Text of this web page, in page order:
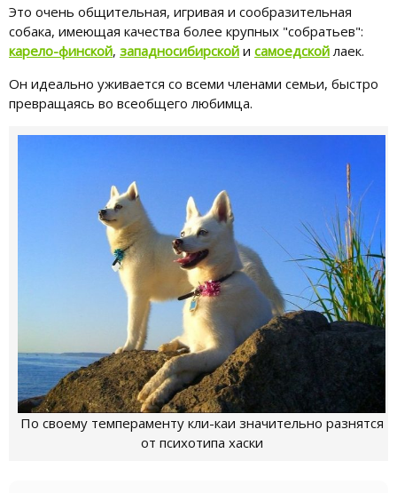
Это очень общительная, игривая и сообразительная
собака, имеющая качества более крупных "собратьев":
карело-финской, западносибирской и самоедскойлаек.
Он идеально уживается со всеми членами семьи, быстро
превращаясь во всеобщего любимца.
По своему темпераменту кли-каи значительно разнятся
от психотипа хаски